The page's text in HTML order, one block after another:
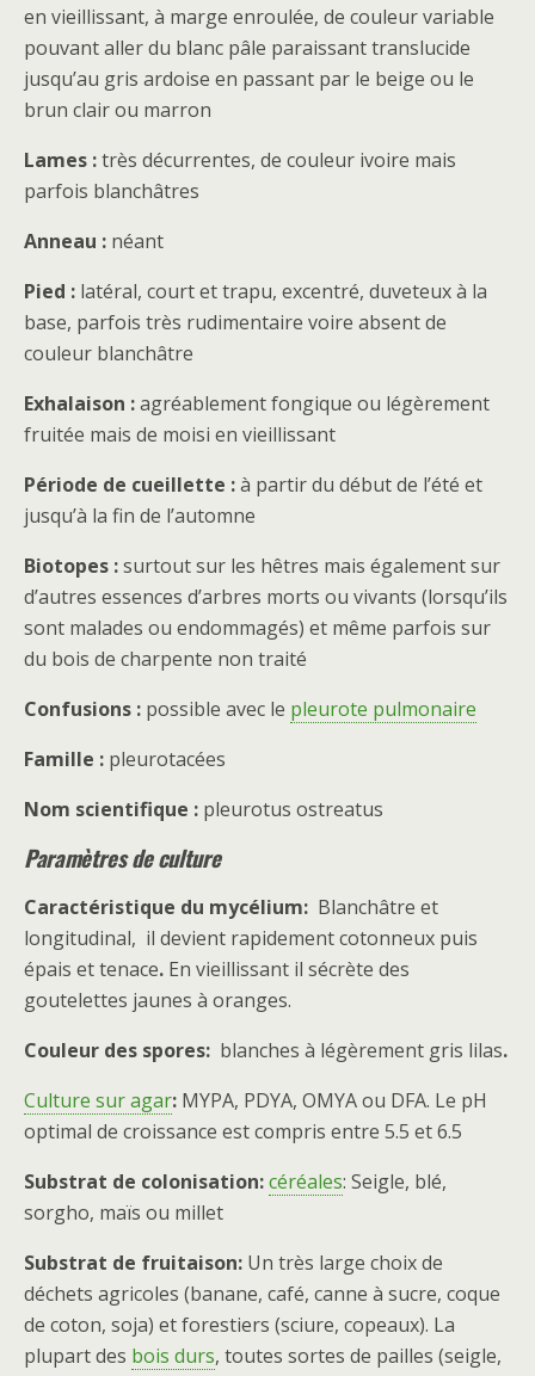
en vieillissant, à marge enroulée, de couleur variable
pouvant aller du blanc pâle paraissant translucide
jusqu’au gris ardoise en passant par le beige ou le
brun clair ou marron
Lames :très décurrentes, de couleur ivoire mais
parfois blanchâtres
Anneau : néant
Pied : latéral, court et trapu, excentré, duveteux à la
base, parfois très rudimentaire voire absent de
couleur blanchâtre
Exhalaison :agréablement fongique ou légèrement
fruitée mais de moisi en vieillissant
Période de cueillette :à partir du début de l’été et
jusqu’à la fin de l’automne
Biotopes :surtout sur les hêtres mais également sur
d’autres essences d’arbres morts ou vivants (lorsqu’ils
sont malades ou endommagés) et même parfois sur
du bois de charpente non traité
Confusions : possible avec le pleurote pulmonaire
Famille : pleurotacées
Nom scientifique : pleurotus ostreatus
Paramètres de culture
Caractéristique du mycélium: Blanchâtre et
longitudinal, il devient rapidement cotonneux puis
épais et tenace. En vieillissant il sécrète des
goutelettes jaunes à oranges.
Couleur des spores: blanches à légèrement gris lilas.
Culture sur agar: MYPA, PDYA, OMYA ou DFA. Le pH
optimal de croissance est compris entre 5.5 et 6.5
Substrat de colonisation:céréales: Seigle, blé,
sorgho, maïs ou millet
Substrat de fruitaison: Un très large choix de
déchets agricoles (banane, café, canne à sucre, coque
de coton, soja) et forestiers (sciure, copeaux). La
plupart des bois durs, toutes sortes de pailles (seigle,